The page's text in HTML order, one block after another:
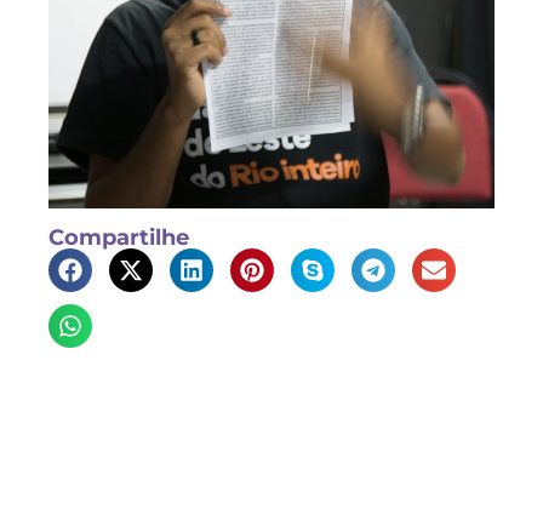
Compartilhe